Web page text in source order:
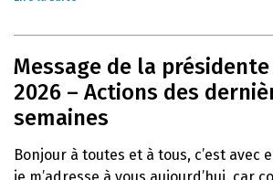
Message de la
2026 – Actions des
semaines
Bonjour à toutes et à tous, c’est avec